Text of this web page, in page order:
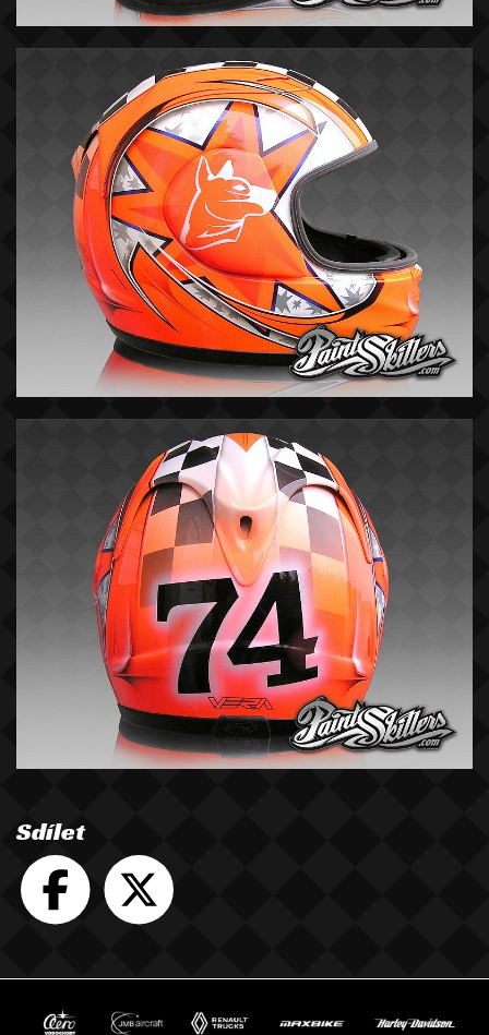
Sdílet